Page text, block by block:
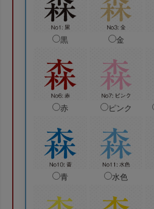
黒 金
赤 ピンク
青 水色